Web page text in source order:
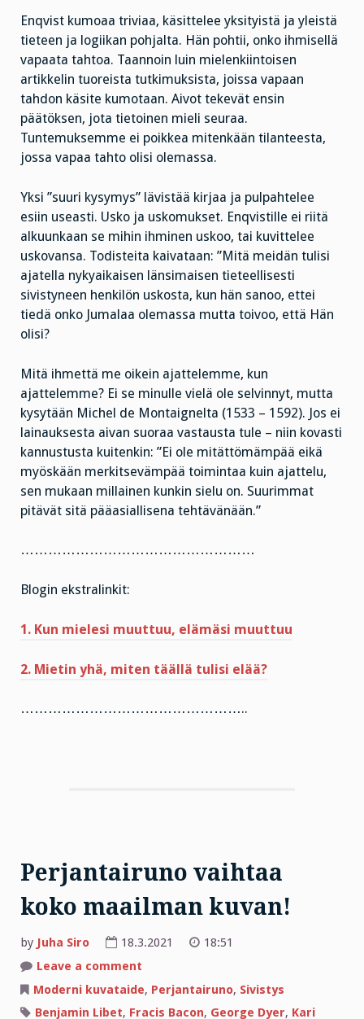
Enqvist kumoaa triviaa, käsittelee yksityistä ja yleistä
tieteen ja logiikan pohjalta. Hän pohtii, onko ihmisellä
vapaata tahtoa. Taannoin luin mielenkiintoisen
artikkelin tuoreista tutkimuksista, joissa vapaan
tahdon käsite kumotaan. Aivot tekevät ensin
päätöksen, jota tietoinen mieli seuraa.
Tuntemuksemme ei poikkea mitenkään tilanteesta,
jossa vapaa tahto olisi olemassa.
Yksi ”suuri kysymys” lävistää kirjaa ja pulpahtelee
esiin useasti. Usko ja uskomukset. Enqvistille ei riitä
alkuunkaan se mihin ihminen uskoo, tai kuvittelee
uskovansa. Todisteita kaivataan: ”Mitä meidän tulisi
ajatella nykyaikaisen länsimaisen tieteellisesti
sivistyneen henkilön uskosta, kun hän sanoo, ettei
tiedä onko Jumalaa olemassa mutta toivoo, että Hän
olisi?
Mitä ihmettä me oikein ajattelemme, kun
ajattelemme? Ei se minulle vielä ole selvinnyt, mutta
kysytään Michel de Montaignelta (1533 – 1592). Jos ei
lainauksesta aivan suoraa vastausta tule – niin kovasti
kannustusta kuitenkin: ”Ei ole mitättömämpää eikä
myöskään merkitsevämpää toimintaa kuin ajattelu,
sen mukaan millainen kunkin sielu on. Suurimmat
pitävät sitä pääasiallisena tehtävänään.”
……………………………………………
Blogin ekstralinkit:
1. Kun mielesi muuttuu, elämäsi muuttuu
2. Mietin yhä, miten täällä tulisi elää?
…………………………………………..
Perjantairuno vaihtaa
koko maailman kuvan!
by Juha Siro 18.3.2021
18:51
Leave a comment
vaihtaa
koko
maailman
Moderni kuvataide, Perjantairuno, Sivistys
Benjamin Libet, Fracis Bacon, George Dyer, Kari